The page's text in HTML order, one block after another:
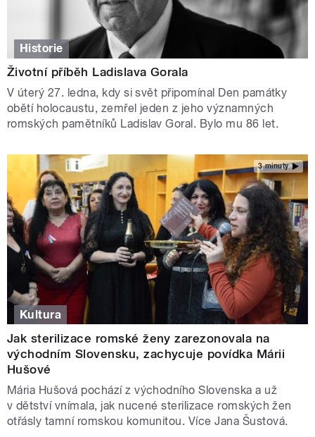
Historie
Životní příběh Ladislava Gorala
V úterý 27. ledna, kdy si svět připomínal Den památky
obětí holocaustu, zemřel jeden z jeho významných
romských pamětníků Ladislav Goral. Bylo mu 86 let.
3 minuty
Kultura
Jak sterilizace romské ženy zarezonovala na
východním Slovensku, zachycuje povídka Márii
Hušové
Mária Hušová pochází z východního Slovenska a už
v dětství vnímala, jak nucené sterilizace romských žen
otřásly tamní romskou komunitou. Více Jana Šustová.